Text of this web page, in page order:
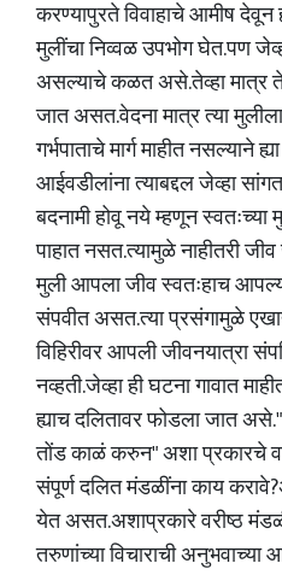
करण्यापुरते विवाहाचे आमीष
मुलींचा निव्वळ उपभोग घेत.पण
असल्याचे कळत असे.तेव्हा मात्र
जात असत.वेदना मात्र त्या
गर्भपाताचे मार्ग माहीत नसल्याने
आईवडीलांना त्याबद्दल जेव्हा
बदनामी होवू नये म्हणून स्वतःच्या
पाहात नसत.त्यामुळे नाहीतरी
मुली आपला जीव स्वतःहाच
संपवीत असत.त्या प्रसंगामुळे
विहिरीवर आपली जीवनयात्रा
नव्हती.जेव्हा ही घटना गावात
ह्याच दलितावर फोडला जात
तोंड काळं करुन" अशा प्रकारचे
संपूर्ण दलित मंडळींना काय
येत असत.अशाप्रकारे वरीष्ठ
तरुणांच्या विचाराची